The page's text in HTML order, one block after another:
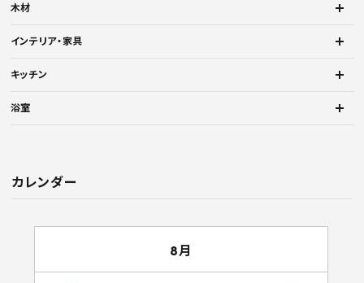
木材
インテリア・家具
キッチン
浴室
カレンダー
8月